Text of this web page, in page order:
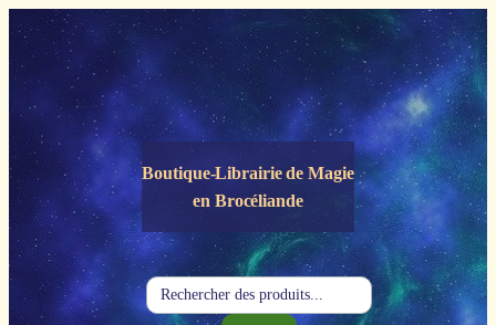
Panneau de gestion des cookies
Boutique-Librairie deMagie
en Brocéliande
Recherche
de